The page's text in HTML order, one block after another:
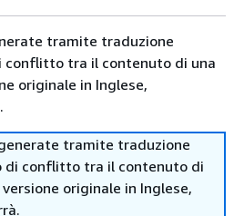
tramite traduzione
conflitto tra il contenuto di una
originale in Inglese,
tramite traduzione
di conflitto tra il contenuto di
originale in Inglese,